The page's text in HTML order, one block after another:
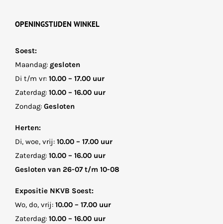
OPENINGSTIJDEN WINKEL
Soest:
Maandag: gesloten
Di t/m vr: 10.00 – 17.00 uur
Zaterdag: 10.00 – 16.00 uur
Zondag: Gesloten
Herten:
Di, woe, vrij: 10.00 – 17.00 uur
Zaterdag: 10.00 – 16.00 uur
Gesloten van 26-07 t/m 10-08
Expositie NKVB Soest:
Wo, do, vrij: 10.00 – 17.00 uur
Zaterdag: 10.00 – 16.00 uur